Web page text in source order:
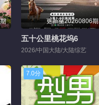
更新至20260806期
五十公里桃花坞6
2026/中国大陆/大陆综艺
7.0分